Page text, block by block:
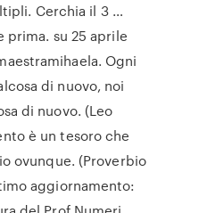
Cerchia il 3 …
prima. su 25 aprile
Ogni
di nuovo, noi
di nuovo. (Leo
è un tesoro che
ovunque. (Proverbio
aggiornamento: